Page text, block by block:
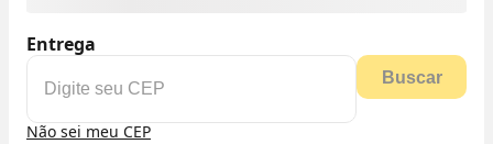
Entrega
Buscar
Não sei meu CEP